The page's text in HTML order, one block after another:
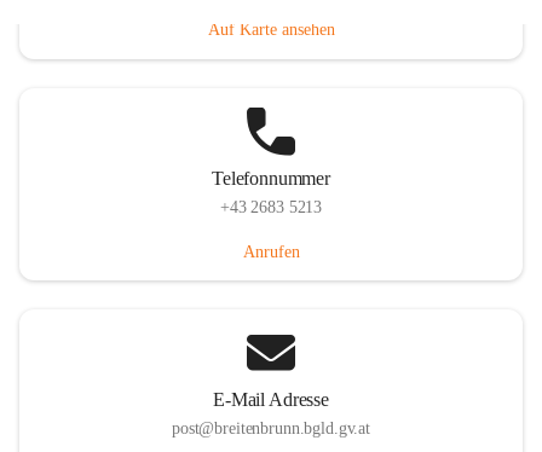
Auf Karte ansehen
Telefonnummer
+43 2683 5213
Anrufen
E-Mail Adresse
post@breitenbrunn.bgld.gv.at